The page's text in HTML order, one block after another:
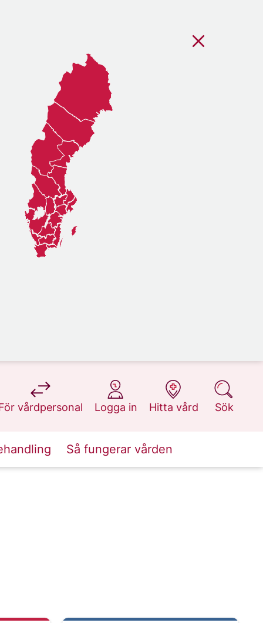
vårdpersonal
på 1177.se
Logga in
på 1177.se
Hitta vård
på 1177.se
Sök
på 1177.se
Så fungerar vården